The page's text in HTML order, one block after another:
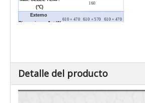
(℃)
160
Externo
Dimensiones (L × W
610 × 470
610 × 570
610 × 470
Detalle del producto